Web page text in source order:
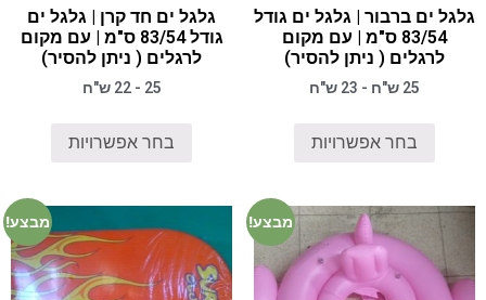
גלגל ים ברבור | גלגל ים גודל
83/54 ס"מ | עם מקום
לרגלים ( ניתן להסיר)
25 ש"ח - 23 ש"ח
בחר אפשרויות
גלגל ים חד קרן | גלגל ים
גודל 83/54 ס"מ | עם מקום
לרגלים ( ניתן להסיר)
25 - 22 ש"ח
בחר אפשרויות
מבצע! מבצע!